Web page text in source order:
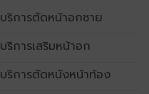
บริการตัดหน้าอกชาย
บริการเสริมหน้าอก
บริการตัดหนังหน้าท้อง